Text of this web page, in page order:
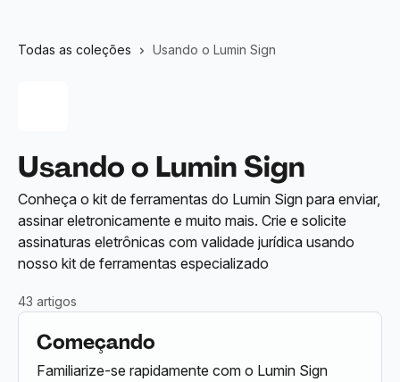
Todas as coleções Usando o Lumin Sign
Usando o Lumin Sign
Conheça o kit de ferramentas do Lumin Sign para enviar,
assinar eletronicamente e muito mais. Crie e solicite
assinaturas eletrônicas com validade jurídica usando
nosso kit de ferramentas especializado
43 artigos
Começando
Familiarize-se rapidamente com o Lumin Sign